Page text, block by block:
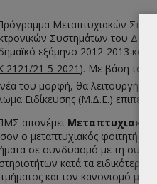
Μεταπτυχιακών
Συστημάτων του
εξάμηνο 2012-2013 και
2121/21-5-2021 ). Με βάση το
του μορφή, θα
Ειδίκευσης (Μ.Δ.Ε.)
απονέμει Μεταπτυχιακό
ο μεταπτυχιακός φοιτητής
σε συνδυασμό με τη
κατά τα
και τον κανονισμό